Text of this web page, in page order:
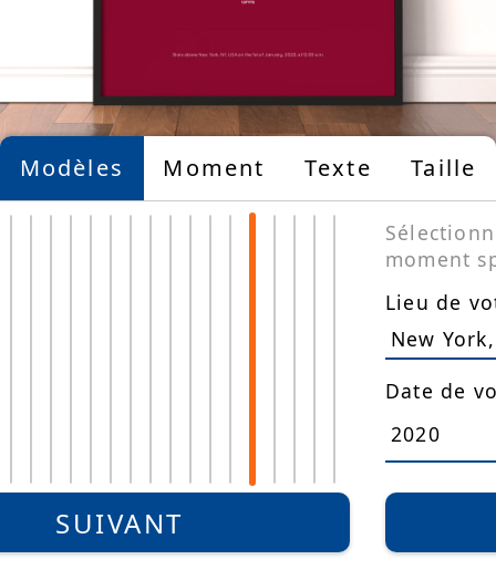
Modèles Moment Texte Taille
SUIVANT
moment
Lieu de
Date de